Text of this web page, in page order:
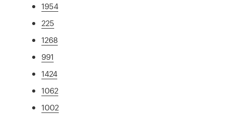
1954
225
1268
991
1424
1062
1002